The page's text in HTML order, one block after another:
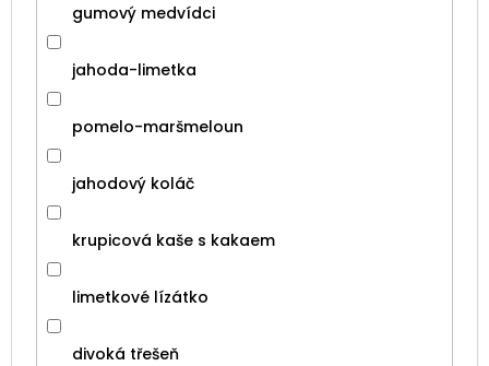
gumový medvídci
jahoda-limetka
pomelo-maršmeloun
jahodový koláč
krupicová kaše s kakaem
limetkové lízátko
divoká třešeň